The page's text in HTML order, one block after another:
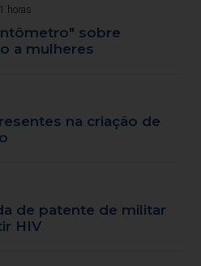
horas
sobre
a mulheres
na criação de
de patente de militar
HIV